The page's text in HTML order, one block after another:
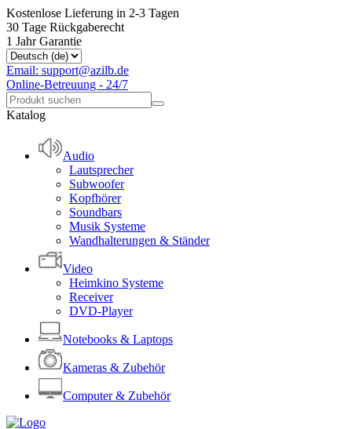
Kostenlose Lieferung in 2-3 Tagen
30 Tage Rückgaberecht
1 Jahr Garantie
Email: support@azilb.de
Online-Betreuung - 24/7
Katalog
Audio
Lautsprecher
Subwoofer
Kopfhörer
Soundbars
Musik Systeme
Wandhalterungen & Ständer
Video
Heimkino Systeme
Receiver
DVD-Player
Notebooks & Laptops
Kameras & Zubehör
Computer & Zubehör